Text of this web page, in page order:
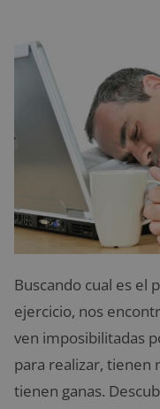
Buscando cual es el
ejercicio, nos
ven imposibilitadas
para realizar, tienen
tienen ganas.